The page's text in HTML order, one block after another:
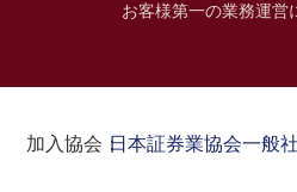
お客様第一の業務運営
加入協会：日本証券業協会一般